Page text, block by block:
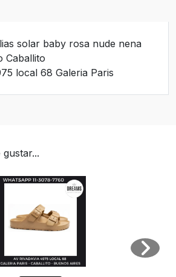
solar baby rosa nude nena
Caballito
local 68 Galeria Paris